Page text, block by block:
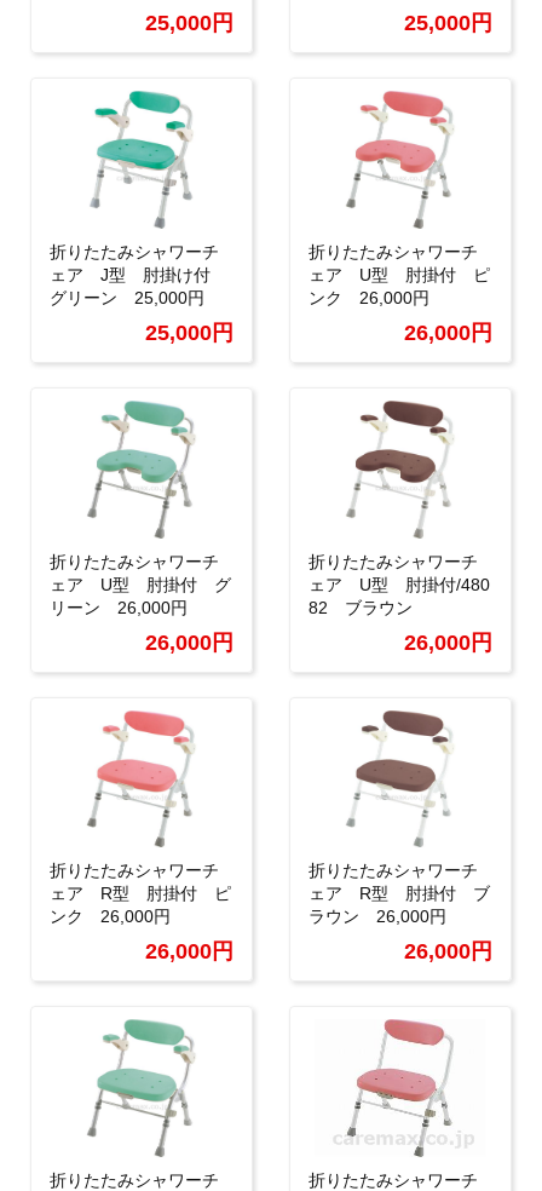
25,000円 25,000円
折りたたみシャワーチ
ェア J型 肘掛け付
グリーン 25,000円
25,000円
折りたたみシャワーチ
ェア U型 肘掛付 ピ
ンク 26,000円
26,000円
折りたたみシャワーチ
ェア U型 肘掛付 グ
リーン 26,000円
26,000円
折りたたみシャワーチ
ェア U型 肘掛付/480
82 ブラウン
26,000円
折りたたみシャワーチ
ェア R型 肘掛付 ピ
ンク 26,000円
26,000円
折りたたみシャワーチ
ェア R型 肘掛付 ブ
ラウン 26,000円
26,000円
折りたたみシャワーチ
折りたたみシャワーチ